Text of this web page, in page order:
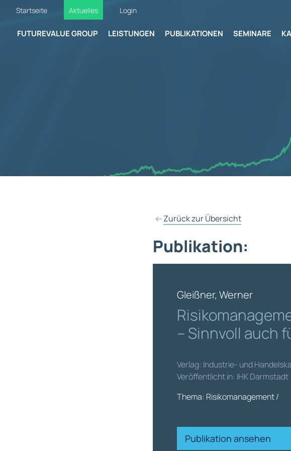
Startseite Aktuelles Login
FUTUREVALUE GROUP LEISTUNGEN PUBLIKATIONEN SEMINARE
Zurück zur Übersicht
Publikation:
Gleißner, Werner
– Sinnvoll auch
Verlag: Industrie- und
Veröffentlicht in: IHK Darmstadt
Thema: Risikomanagement /
Publikation ansehen